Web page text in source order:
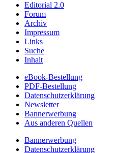
Editorial 2.0
Forum
Archiv
Impressum
Links
Suche
Inhalt
eBook-Bestellung
PDF-Bestellung
Datenschutzerklärung
Newsletter
Bannerwerbung
Aus anderen Quellen
Bannerwerbung
Datenschutzerklärung